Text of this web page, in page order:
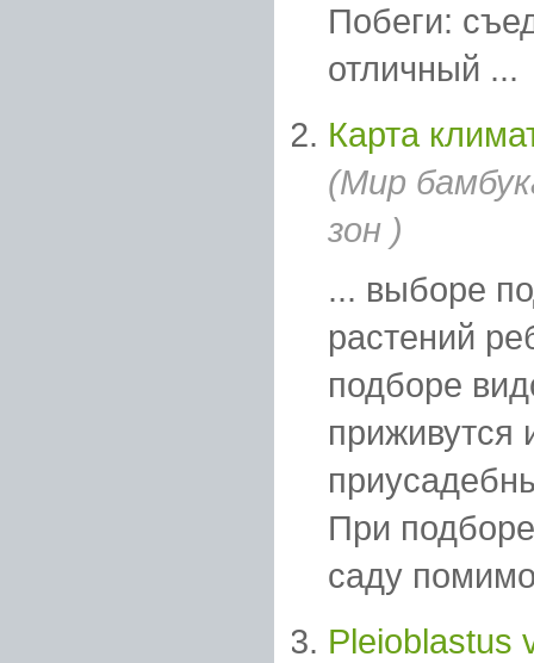
Побеги:
отличный ...
Карта
(Мир
зон )
... выборе
растений
подборе
приживутся
При
саду
Pleioblastus